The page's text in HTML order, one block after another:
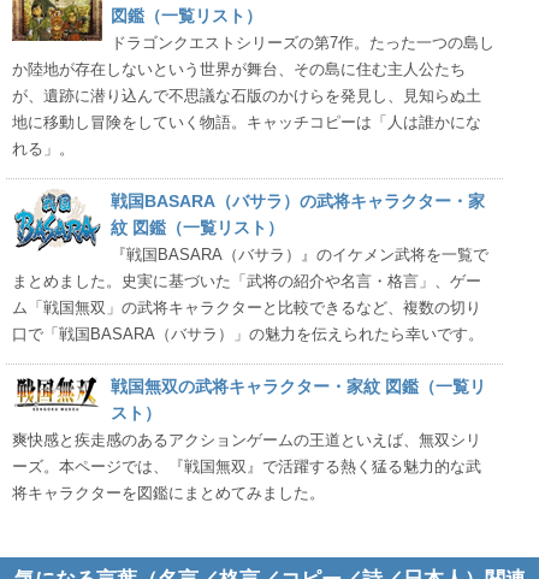
図鑑（一覧リスト）
ドラゴンクエストシリーズの第7作。たった一つの島し
か陸地が存在しないという世界が舞台、その島に住む主人公たち
が、遺跡に潜り込んで不思議な石版のかけらを発見し、見知らぬ土
地に移動し冒険をしていく物語。キャッチコピーは「人は誰かにな
れる」。
戦国BASARA（バサラ）の武将キャラクター・家
紋 図鑑（一覧リスト）
『戦国BASARA（バサラ）』のイケメン武将を一覧で
まとめました。史実に基づいた「武将の紹介や名言・格言」、ゲー
ム「戦国無双」の武将キャラクターと比較できるなど、複数の切り
口で「戦国BASARA（バサラ）」の魅力を伝えられたら幸いです。
戦国無双の武将キャラクター・家紋 図鑑（一覧リ
スト）
爽快感と疾走感のあるアクションゲームの王道といえば、無双シリ
ーズ。本ページでは、『戦国無双』で活躍する熱く猛る魅力的な武
将キャラクターを図鑑にまとめてみました。